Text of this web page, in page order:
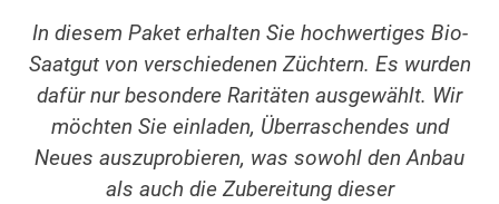
In diesem Paket erhalten Sie hochwertiges Bio-
Saatgut von verschiedenen Züchtern. Es wurden
dafür nur besondere Raritäten ausgewählt. Wir
möchten Sie einladen, Überraschendes und
Neues auszuprobieren, was sowohl den Anbau
als auch die Zubereitung dieser